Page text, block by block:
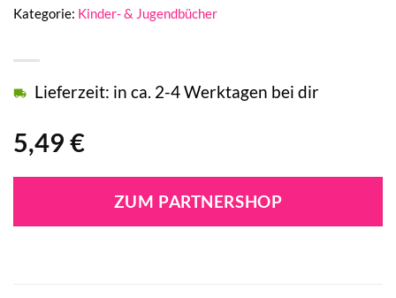
5,49 €
Lieferzeit: in ca. 2-4 Werktagen bei dir
ZUM PARTNERSHOP
Kategorie: Kinder- & Jugendbücher